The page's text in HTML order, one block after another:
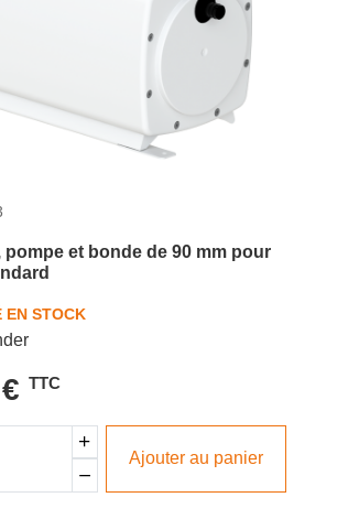
pompe et bonde de 90 mm pour
EN STOCK
TTC
Ajouter au panier